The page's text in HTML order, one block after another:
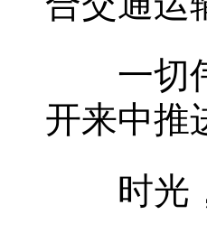
一切伟
开来中推
时光，